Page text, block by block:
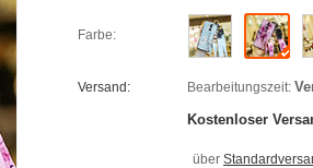
Farbe:
Versand: Bearbeitungszeit:
Kostenloser
über